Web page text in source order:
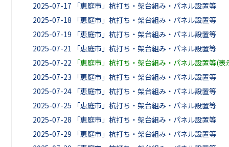
2025-07-17
「恵庭市」杭打ち・架台組み・パネル設置等
2025-07-18
「恵庭市」杭打ち・架台組み・パネル設置等
2025-07-19
「恵庭市」杭打ち・架台組み・パネル設置等
2025-07-21
「恵庭市」杭打ち・架台組み・パネル設置等
2025-07-22
「恵庭市」杭打ち・架台組み・パネル設置等(表
2025-07-23
「恵庭市」杭打ち・架台組み・パネル設置等
2025-07-24 「恵庭市」杭打ち・架台組み・パネル設置等
2025-07-25
「恵庭市」杭打ち・架台組み・パネル設置等
2025-07-28
「恵庭市」杭打ち・架台組み・パネル設置等
2025-07-29
「恵庭市」杭打ち・架台組み・パネル設置等